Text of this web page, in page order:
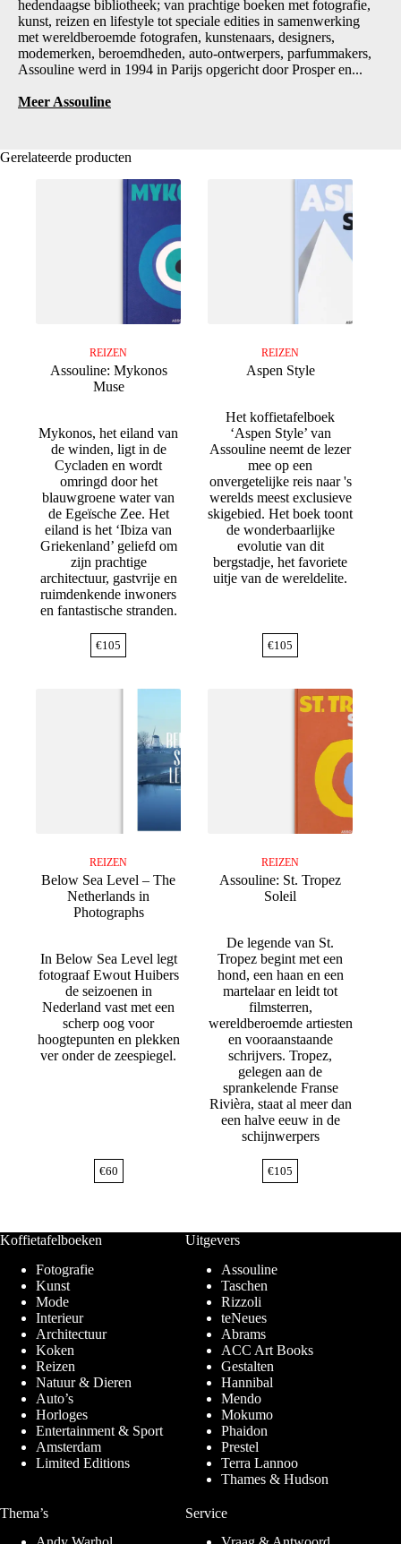
hedendaagse bibliotheek; van prachtige boeken met fotografie,
kunst, reizen en lifestyle tot speciale edities in samenwerking
met wereldberoemde fotografen, kunstenaars, designers,
modemerken, beroemdheden, auto-ontwerpers, parfummakers,
Assouline werd in 1994 in Parijs opgericht door Prosper en...
Meer Assouline
Gerelateerde producten
REIZEN
Assouline: Mykonos
Muse
Mykonos, het eiland van
de winden, ligt in de
Cycladen en wordt
omringd door het
blauwgroene water van
de Egeïsche Zee. Het
eiland is het ‘Ibiza van
Griekenland’ geliefd om
zijn prachtige
architectuur, gastvrije en
ruimdenkende inwoners
en fantastische stranden.
€105
REIZEN
Aspen Style
Het koffietafelboek
‘Aspen Style’ van
Assouline neemt de lezer
mee op een
onvergetelijke reis naar 's
werelds meest exclusieve
skigebied. Het boek toont
de wonderbaarlijke
evolutie van dit
bergstadje, het favoriete
uitje van de wereldelite.
€105
REIZEN
Below Sea Level – The
Netherlands in
Photographs
In Below Sea Level legt
fotograaf Ewout Huibers
de seizoenen in
Nederland vast met een
scherp oog voor
hoogtepunten en plekken
ver onder de zeespiegel.
€60
REIZEN
Assouline: St. Tropez
Soleil
De legende van St.
Tropez begint met een
hond, een haan en een
martelaar en leidt tot
filmsterren,
wereldberoemde artiesten
en vooraanstaande
schrijvers. Tropez,
gelegen aan de
sprankelende Franse
Rivièra, staat al meer dan
een halve eeuw in de
schijnwerpers
€105
Koffietafelboeken
Fotografie
Kunst
Mode
Interieur
Architectuur
Koken
Reizen
Natuur & Dieren
Auto’s
Horloges
Entertainment & Sport
Amsterdam
Limited Editions
Uitgevers
Assouline
Taschen
Rizzoli
teNeues
Abrams
ACC Art Books
Gestalten
Hannibal
Mendo
Mokumo
Phaidon
Prestel
Terra Lannoo
Thames & Hudson
Thema’s
Service